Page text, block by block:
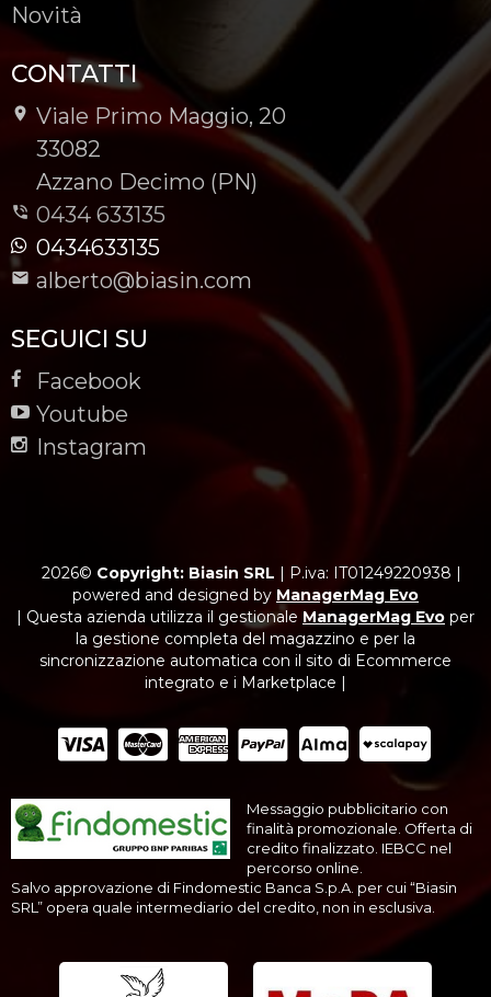
Novità
CONTATTI
Viale Primo Maggio, 20
-
33082
-
Azzano Decimo (PN)
0434 633135
0434633135
alberto@biasin.com
SEGUICI SU
Facebook
Youtube
Instagram
2026© Copyright: Biasin SRL | P.iva: IT01249220938 |
powered and designed by ManagerMag Evo
| Questa azienda utilizza il gestionale ManagerMag Evo per
la gestione completa del magazzino e per la
sincronizzazione automatica con il sito di Ecommerce
integrato e i Marketplace |
Messaggio pubblicitario con
finalità promozionale. Offerta di
credito finalizzato. IEBCC nel
percorso online.
Salvo approvazione di Findomestic Banca S.p.A. per cui “Biasin
SRL” opera quale intermediario del credito, non in esclusiva.